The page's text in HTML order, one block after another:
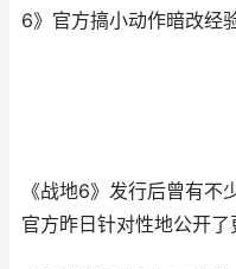
6》官方搞小动作暗改经
《战地6》发行后曾有不
官方昨日针对性地公开了